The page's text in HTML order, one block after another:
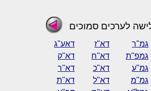
לערכים סמוכים
גמ"ר דא"ז
דאע"ג
גמפ"ת דא"ח
דא"ק
גמ"ע דא"כ
דא"ר
גמ"מ דא"ל
דא"ת